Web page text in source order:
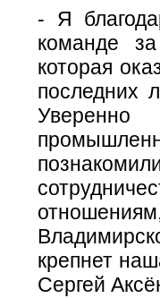
- Я
команде
которая
последних
крепнет
Сергей